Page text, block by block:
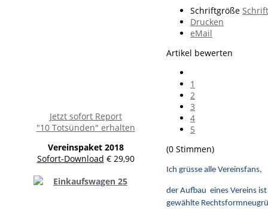
Jetzt sofort Report
"10 Totsünden" erhalten
Vereinspaket 2018
Sofort-Download € 29,90
Schriftgröße
Drucken
eMail
Artikel bewerten
1
2
3
4
5
(0 Stimmen)
Ich grüsse alle Vereinsfans,
der Aufbau eines Vereins
gewählte